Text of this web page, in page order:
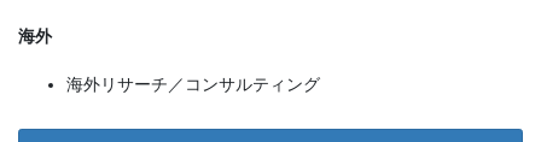
海外
海外リサーチ／コンサルティング